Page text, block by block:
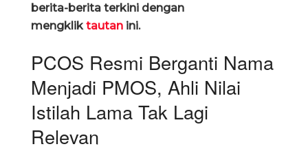
berita-berita terkini dengan
mengklik tautan ini.
PCOS Resmi Berganti Nama
Menjadi PMOS, Ahli Nilai
Istilah Lama Tak Lagi
Relevan